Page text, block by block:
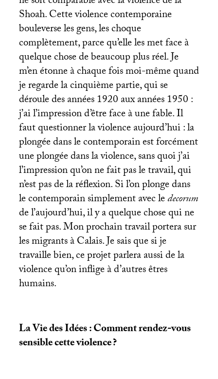
Shoah. Cette violence contemporaine
bouleverse les gens, les choque
complètement, parce qu’elle les met face à
quelque chose de beaucoup plus réel. Je
m’en étonne à chaque fois moi-même quand
je regarde la cinquième partie, qui se
déroule des années 1920 aux années 1950 :
j’ai l’impression d’être face à une fable. Il
faut questionner la violence aujourd’hui : la
plongée dans le contemporain est forcément
une plongée dans la violence, sans quoi j’ai
l’impression qu’on ne fait pas le travail, qui
n’est pas de la réflexion. Si l’on plonge dans
le contemporain simplement avec ledecorum
de l’aujourd’hui, il y a quelque chose qui ne
se fait pas. Mon prochain travail portera sur
les migrants à Calais. Je sais que si je
travaille bien, ce projet parlera aussi de la
violence qu’on inflige à d’autres êtres
humains.
La Vie des Idées : Comment rendez-vous
sensible cette violence?